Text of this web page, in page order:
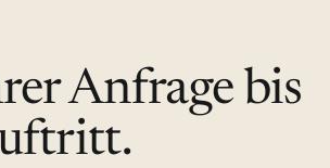
Anfrage bis